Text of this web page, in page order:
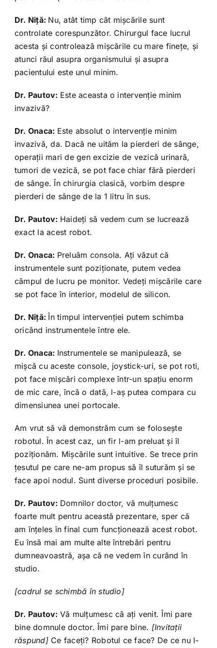
Dr. Niţă: Nu, atât timp cât mişcările sunt
controlate corespunzător. Chirurgul face lucrul
acesta şi controlează mişcările cu mare fineţe, şi
atunci răul asupra organismului şi asupra
pacientului este unul minim.
Dr. Pautov: Este aceasta o intervenţie minim
invazivă?
Dr. Onaca: Este absolut o intervenţie minim
invazivă, da. Dacă ne uităm la pierderi de sânge,
operaţii mari de gen excizie de vezică urinară,
tumori de vezică, se pot face chiar fără pierderi
de sânge. În chirurgia clasică, vorbim despre
pierderi de sânge de la 1 litru în sus.
Dr. Pautov: Haideţi să vedem cum se lucrează
exact la acest robot.
Dr. Onaca: Preluăm consola. Aţi văzut că
instrumentele sunt poziţionate, putem vedea
câmpul de lucru pe monitor. Vedeţi mişcările care
se pot face în interior, modelul de silicon.
Dr. Niţă: În timpul intervenţiei putem schimba
oricând instrumentele între ele.
Dr. Onaca: Instrumentele se manipulează, se
mişcă cu aceste console, joystick-uri, se pot roti,
pot face mişcări complexe într-un spaţiu enorm
de mic care, încă o dată, l-aş putea compara cu
dimensiunea unei portocale.
Am vrut să vă demonstrăm cum se foloseşte
robotul. În acest caz, un fir l-am preluat şi îl
poziţionăm. Mişcările sunt intuitive. Se trece prin
ţesutul pe care ne-am propus să îl suturăm şi se
face apoi nodul. Sunt diverse proceduri posibile.
Dr. Pautov: Domnilor doctor, vă mulţumesc
foarte mult pentru această prezentare, sper că
am înţeles în final cum funcţionează acest robot.
Eu însă mai am multe alte întrebări pentru
dumneavoastră, aşa că ne vedem în curând în
studio.
[cadrul se schimbă în studio]
Dr. Pautov: Vă mulţumesc că aţi venit. Îmi pare
bine domnule doctor. Îmi pare bine. [Invitaţii
răspund] Ce faceţi? Robotul ce face? De ce nu l-